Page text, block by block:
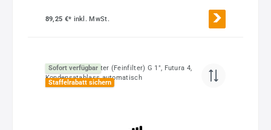
89,25 €* inkl. MwSt.
Sofort verfügbar
Staffelrabatt sichern